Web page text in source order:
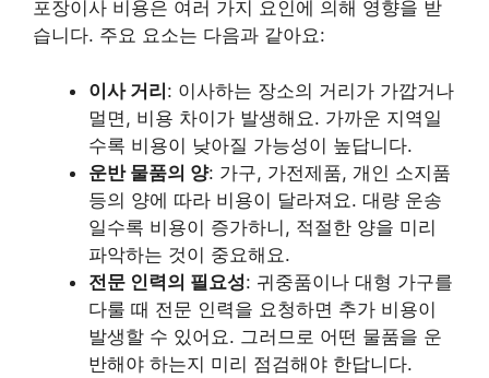
포장이사 비용은 여러 가지 요인에 의해 영향을 받
습니다. 주요 요소는 다음과 같아요:
이사 거리: 이사하는 장소의 거리가 가깝거나
멀면, 비용 차이가 발생해요. 가까운 지역일
수록 비용이 낮아질 가능성이 높답니다.
운반 물품의 양: 가구, 가전제품, 개인 소지품
등의 양에 따라 비용이 달라져요. 대량 운송
일수록 비용이 증가하니, 적절한 양을 미리
파악하는 것이 중요해요.
전문 인력의 필요성: 귀중품이나 대형 가구를
다룰 때 전문 인력을 요청하면 추가 비용이
발생할 수 있어요. 그러므로 어떤 물품을 운
반해야 하는지 미리 점검해야 한답니다.